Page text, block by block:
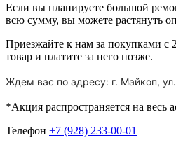
Если вы планируете большой
всю сумму, вы можете растянуть
Приезжайте к нам за покупками с
товар и платите за него позже.
Ждем вас по адресу: г. Майкоп,
*Акция распространяется на весь
Телефон +7 (928) 233-00-01